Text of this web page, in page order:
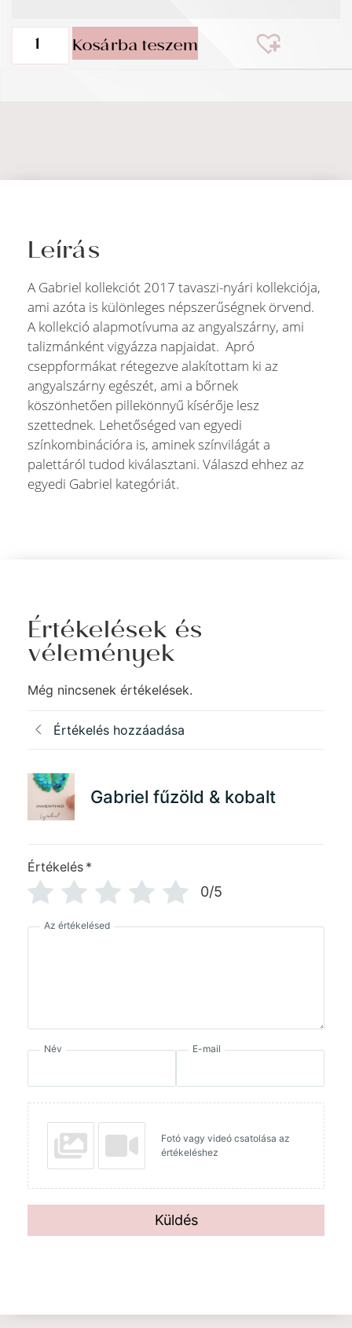
Kosárba teszem
Leírás
A Gabriel kollekciót 2017 tavaszi-nyári kollekciója,
ami azóta is különleges népszerűségnek örvend.
A kollekció alapmotívuma az angyalszárny, ami
talizmánként vigyázza napjaidat. Apró
cseppformákat rétegezve alakítottam ki az
angyalszárny egészét, ami a bőrnek
köszönhetően pillekönnyű kísérője lesz
szettednek. Lehetőséged van egyedi
színkombinációra is, aminek színvilágát a
palettáról tudod kiválasztani. Válaszd ehhez az
egyedi Gabriel kategóriát.
Értékelések és
vélemények
Még nincsenek értékelések.
Értékelés hozzáadása
Gabriel fűzöld & kobalt
Értékelés *
0/5
Az értékelésed
Név E-mail
Fotó vagy videó csatolása az
értékeléshez
Küldés